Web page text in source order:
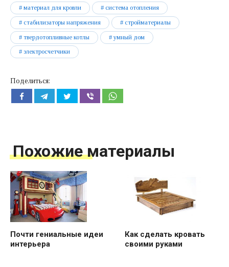
материал для кровли система отопления
стабилизаторы напряжения стройматериалы
твердотопливные котлы умный дом
электросчетчики
Поделиться:
Похожие материалы
Почти гениальные идеи
интерьера
Как сделать кровать
своими руками